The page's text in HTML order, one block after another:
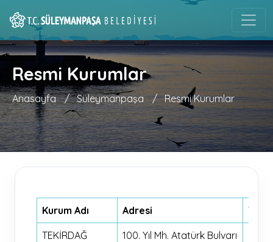
Resmi Kurumlar
Anasayfa / Süleymanpaşa / Resmi Kurumlar
Kurum Adı Adresi Tel
TEKİRDAĞ
100. Yıl Mh. Atatürk Bulvarı